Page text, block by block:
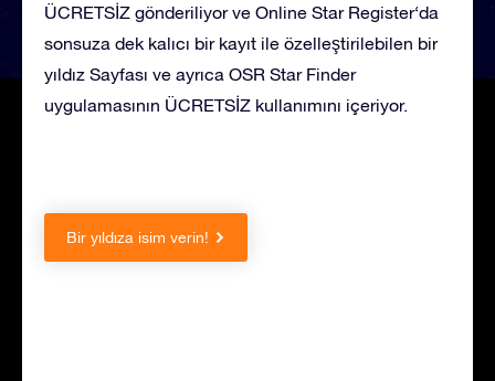
ÜCRETSİZ gönderiliyor ve Online Star Register‘da
sonsuza dek kalıcı bir kayıt ile özelleştirilebilen bir
yıldız Sayfası ve ayrıca OSR Star Finder
uygulamasının ÜCRETSİZ kullanımını içeriyor.
Bir yıldıza isim verin!